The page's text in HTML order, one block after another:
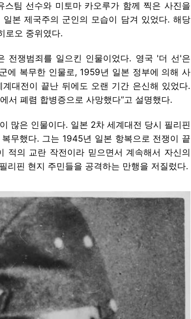
팀 선수와 미토마 카오루가 함께 찍은 사진을
본 제국주의 군인의 모습이 담겨 있었다. 해당
로오 중위였다.
전쟁범죄를 일으킨 인물이었다. 영국 '더 선'은
에 복무한 인물로, 1959년 일본 정부에 의해 사
대전이 끝난 뒤에도 오랜 기간 은신해 있었다.
서 폐렴 합병증으로 사망했다”고 설명했다.
많은 인물이다. 일본 2차 세계대전 당시 필리핀
무했다. 그는 1945년 일본 항복으로 전쟁이 끝
적의 교란 작전이라 믿으면서 계속해서 자신의
리핀 현지 주민들을 공격하는 만행을 저질렀다.